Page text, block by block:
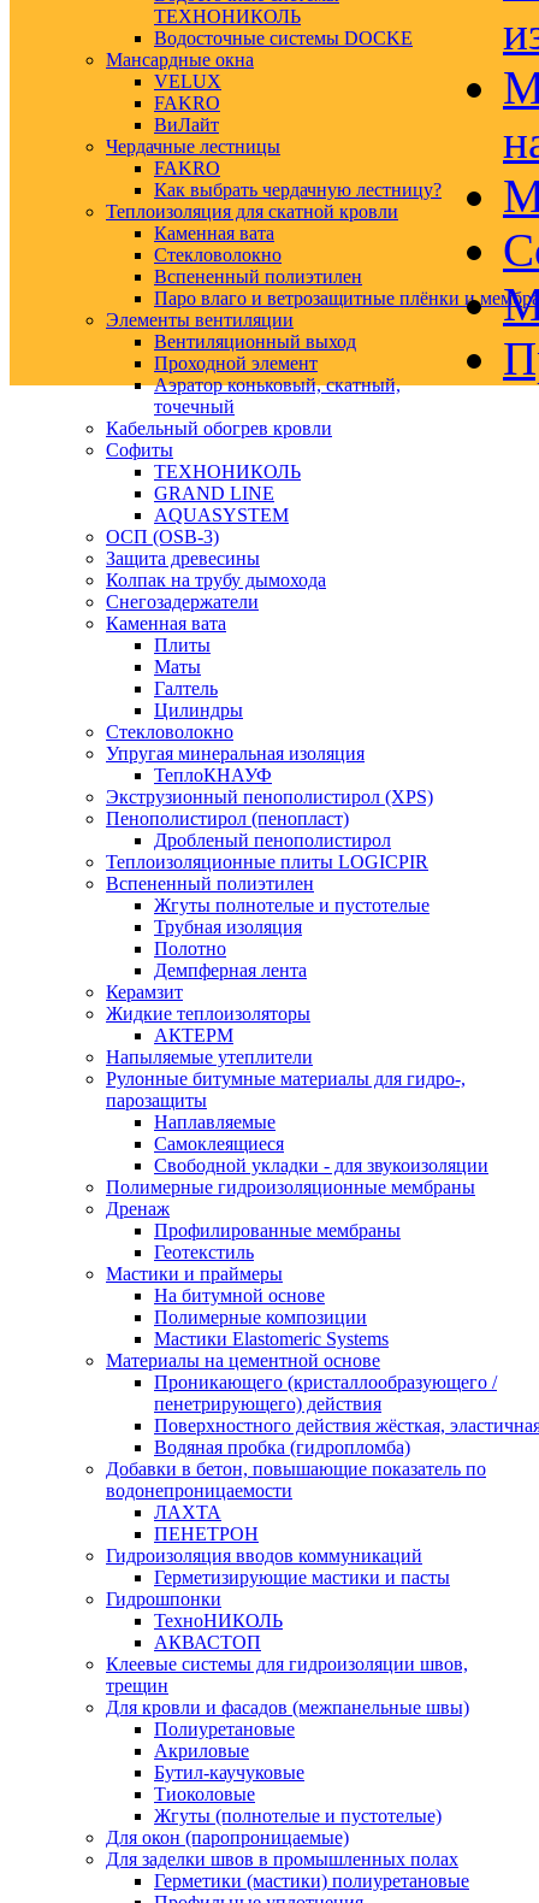
ТЕХНОНИКОЛЬ
Водосточные системы DOCKE
Мансардные окна
VELUX
FAKRO
ВиЛайт
Чердачные лестницы
FAKRO
Как выбрать чердачную лестницу?
Теплоизоляция для скатной кровли
Каменная вата
Стекловолокно
Вспененный полиэтилен
Паро влаго и ветрозащитные плёнки и
Элементы вентиляции
Вентиляционный выход
Проходной элемент
Аэратор коньковый, скатный,
точечный
Кабельный обогрев кровли
Софиты
ТЕХНОНИКОЛЬ
GRAND LINE
AQUASYSTEM
ОСП (OSB-3)
Защита древесины
Колпак на трубу дымохода
Снегозадержатели
Каменная вата
Плиты
Маты
Галтель
Цилиндры
Стекловолокно
Упругая минеральная изоляция
ТеплоКНАУФ
Экструзионный пенополистирол (XPS)
Пенополистирол (пенопласт)
Дробленый пенополистирол
Теплоизоляционные плиты LOGICPIR
Вспененный полиэтилен
Жгуты полнотелые и пустотелые
Трубная изоляция
Полотно
Демпферная лента
Керамзит
Жидкие теплоизоляторы
АКТЕРМ
Напыляемые утеплители
Рулонные битумные материалы для гидро-,
парозащиты
Наплавляемые
Самоклеящиеся
Свободной укладки - для звукоизоляции
Полимерные гидроизоляционные мембраны
Дренаж
Профилированные мембраны
Геотекстиль
Мастики и праймеры
На битумной основе
Полимерные композиции
Мастики Elastomeric Systems
Материалы на цементной основе
Проникающего (кристаллообразующего /
пенетрирующего) действия
Поверхностного действия жёсткая,
Водяная пробка (гидропломба)
Добавки в бетон, повышающие показатель по
водонепроницаемости
ЛАХТА
ПЕНЕТРОН
Гидроизоляция вводов коммуникаций
Герметизирующие мастики и пасты
Гидрошпонки
ТехноНИКОЛЬ
АКВАСТОП
Клеевые системы для гидроизоляции швов,
трещин
Для кровли и фасадов (межпанельные швы)
Полиуретановые
Акриловые
Бутил-каучуковые
Тиоколовые
Жгуты (полнотелые и пустотелые)
Для окон (паропроницаемые)
Для заделки швов в промышленных полах
Герметики (мастики) полиуретановые